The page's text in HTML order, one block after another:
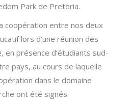
Park de Pretoria.
coopération entre nos deux
lors d’une réunion des
en présence d’étudiants sud-
pays, au cours de laquelle
dans le domaine
ont été signés.